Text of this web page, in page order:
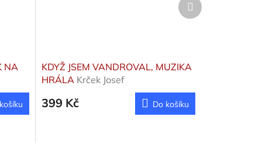
NA
KDYŽ JSEM VANDROVAL, MUZIKA
HRÁLA Krček Josef
399 Kč Do košíku
produkt